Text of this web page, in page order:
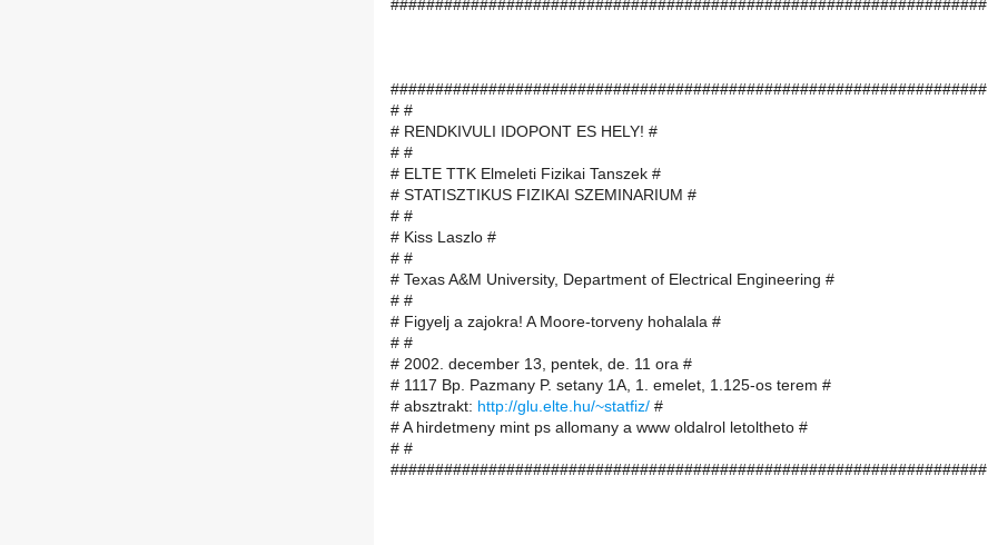
###################################################################
###################################################################
# #
# RENDKIVULI IDOPONT ES HELY! #
# #
# ELTE TTK Elmeleti Fizikai Tanszek #
# STATISZTIKUS FIZIKAI SZEMINARIUM #
# #
# Kiss Laszlo #
# #
# Texas A&M University, Department of Electrical Engineering #
# #
# Figyelj a zajokra! A Moore-torveny hohalala #
# #
# 2002. december 13, pentek, de. 11 ora #
# 1117 Bp. Pazmany P. setany 1A, 1. emelet, 1.125-os terem #
# absztrakt: http://glu.elte.hu/~statfiz/ #
# A hirdetmeny mint ps allomany a www oldalrol letoltheto #
# #
###################################################################